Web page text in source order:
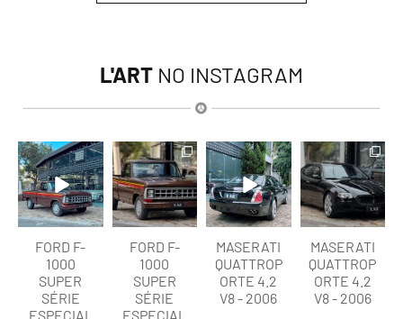
L'ART NO INSTAGRAM
lart.br
Ago 7
FORD F-
1000
SUPER
SÉRIE
ESPECIAL
lart.br
Ago 7
FORD F-
1000
SUPER
SÉRIE
ESPECIAL
lart.br
Ago 6
MASERATI
QUATTROP
ORTE 4.2
V8 - 2006
lart.br
Ago 6
MASERATI
QUATTROP
ORTE 4.2
V8 - 2006